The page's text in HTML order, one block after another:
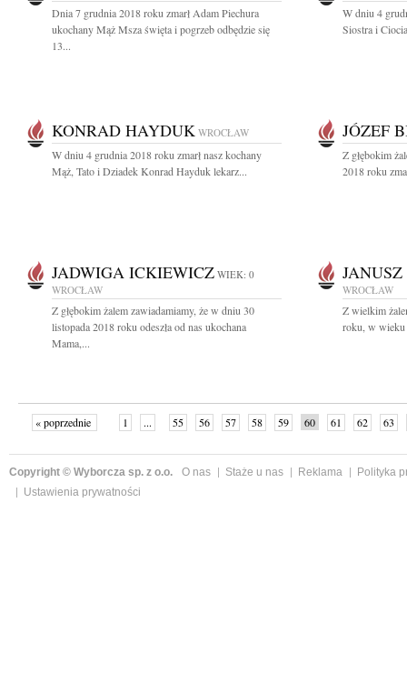
Dnia 7 grudnia 2018 roku zmarł Adam Piechura
ukochany Mąż Msza święta i pogrzeb odbędzie się
13...
W dniu 4
Siostra i
KONRAD HAYDUK WROCŁAW
W dniu 4 grudnia 2018 roku zmarł nasz kochany
Mąż, Tato i Dziadek Konrad Hayduk lekarz...
JÓZEF
Z głębokim
2018 roku
JADWIGA ICKIEWICZ WIEK: 0
WROCŁAW
Z głębokim żalem zawiadamiamy, że w dniu 30
listopada 2018 roku odeszła od nas ukochana
Mama,...
WROCŁAW
Z wielkim
roku, w wieku
« poprzednie 1 ... 55 56 57 58 59 60 61 62
63
Copyright © Wyborcza sp. z o.o. O nas Staże u nas Reklama
Polityka
Ustawienia prywatności